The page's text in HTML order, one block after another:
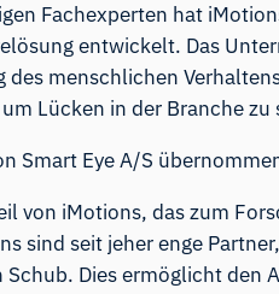
Fachexperten hat
entwickelt. Das
des menschlichen
Lücken in der Branche zu
Smart Eye A/S
von iMotions, das zum
sind seit jeher enge
Dies ermöglicht den